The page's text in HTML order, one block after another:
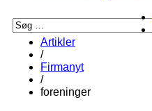
Artikler
/
Firmanyt
/
foreninger